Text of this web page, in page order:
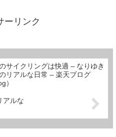
ーリンク
サイクリングは快適 – なりゆき
リアルな日常 – 楽天ブログ
）
アルな